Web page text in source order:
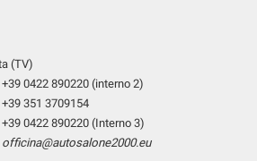
(TV)
+39 0422 890220 (interno 2)
+39 351 3709154
+39 0422 890220 (Interno 3)
officina@autosalone2000.eu